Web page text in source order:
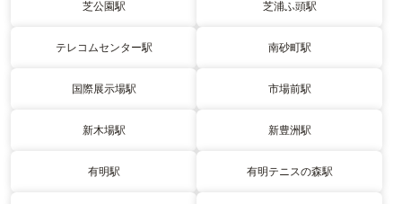
芝公園駅 芝浦ふ頭駅
テレコムセンター駅 南砂町駅
国際展示場駅 市場前駅
新木場駅 新豊洲駅
有明駅 有明テニスの森駅